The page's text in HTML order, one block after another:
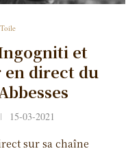
Toile
et
en direct du
15-03-2021
sur sa chaîne